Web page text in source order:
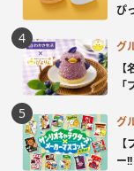
ぴ
グ
グ
ー